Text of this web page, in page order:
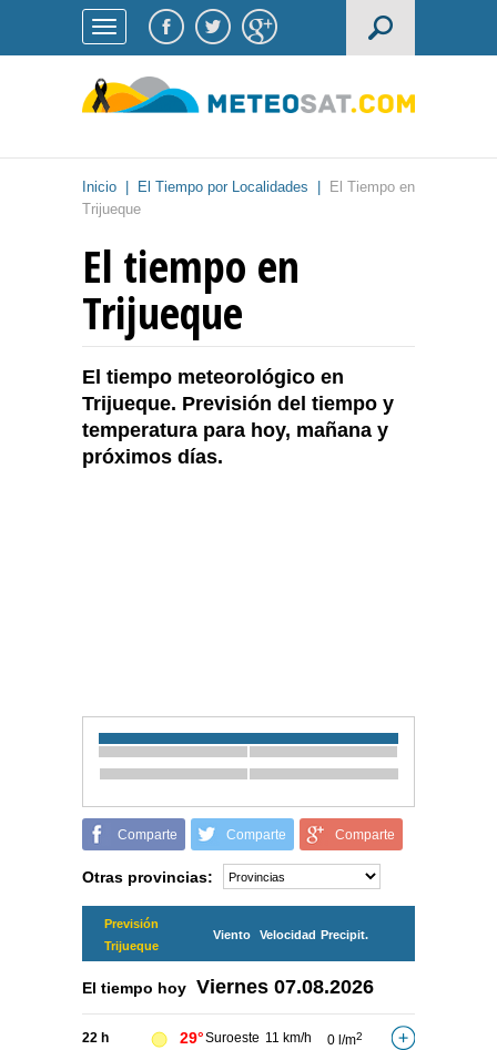
Inicio El Tiempo por Localidades
El Tiempo en
Trijueque
El tiempo en
Trijueque
El tiempo meteorológico en
Trijueque. Previsión del tiempo y
temperatura para hoy, mañana y
próximos días.
Comparte Comparte Comparte
Otras provincias:
Previsión
Trijueque
Viento Velocidad Precipit.
El tiempo hoy Viernes 07.08.2026
22 h 29°Suroeste 11 km/h 0 l/m2